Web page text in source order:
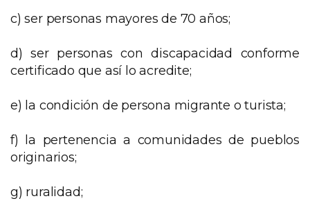
c) ser personas mayores de 70 años;
d) ser personas con discapacidad conforme
certificado que así lo acredite;
e) la condición de persona migrante o turista;
f) la pertenencia a comunidades de pueblos
originarios;
g) ruralidad;